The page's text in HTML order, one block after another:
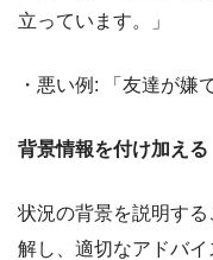
立っています。」
・悪い例: 「友達が嫌
背景情報を付け加える
状況の背景を説明す
解し、適切なアドバイ